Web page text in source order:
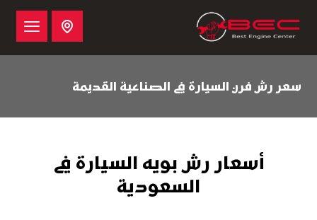
سعر رش فرن السيارة في الصناعية القديمة
أسعار رش بويه السيارة في
السعودية